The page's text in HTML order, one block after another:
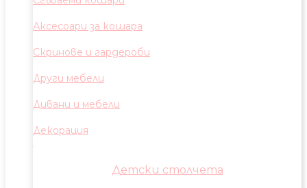
Аксесоари за кошара
Скринове и гардероби
Други мебели
Дивани и мебели
Декорация
Детски столчета